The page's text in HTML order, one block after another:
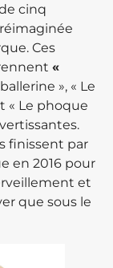
cinq
Ces
«
ballerine », « Le
« Le phoque
finissent par
en 2016 pour
et
que sous le